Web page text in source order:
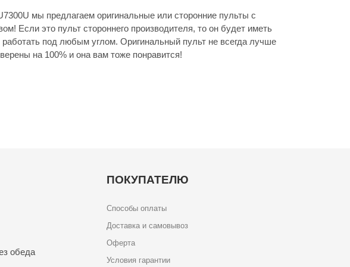
мы предлагаем оригинальные или сторонние пульты с
Если это пульт стороннего производителя, то он будет иметь
работать под любым углом. Оригинальный пульт не всегда лучше
на 100% и она вам тоже понравится!
обеда
ПОКУПАТЕЛЮ
Способы оплаты
Доставка и самовывоз
Оферта
Условия гарантии